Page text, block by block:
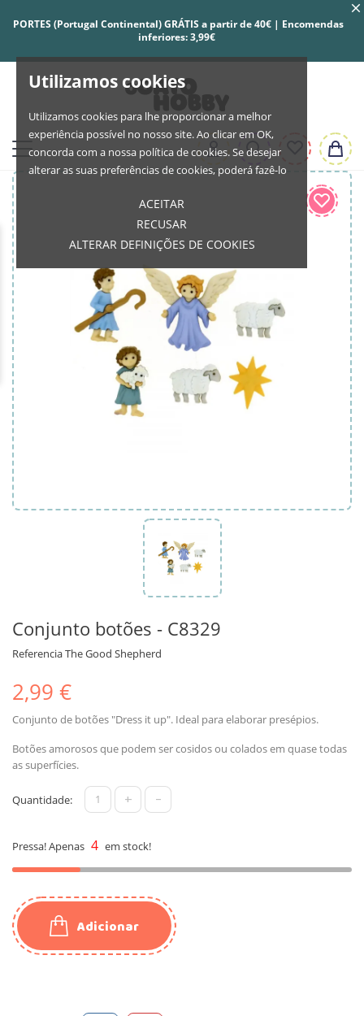
Utilizamos cookies
Utilizamos cookies para lhe proporcionar a melhor
experiência possível no nosso site. Ao clicar em OK,
concorda com a nossa política de cookies. Se desejar
alterar as suas preferências de cookies, poderá fazê-lo
ACEITAR
RECUSAR
ALTERAR DEFINIÇÕES DE COOKIES
PORTES (Portugal Continental) GRÁTIS a partir de 40€ | Encomendas
inferiores: 3,99€
Conjunto botões - C8329
ReferenciaThe Good Shepherd
2,99 €
Conjunto de botões "Dress it up". Ideal para elaborar presépios.
Botões amorosos que podem ser cosidos ou colados em quase todas
as superfícies.
Quantidade: + -
Pressa! Apenas 4 em stock!
Adicionar